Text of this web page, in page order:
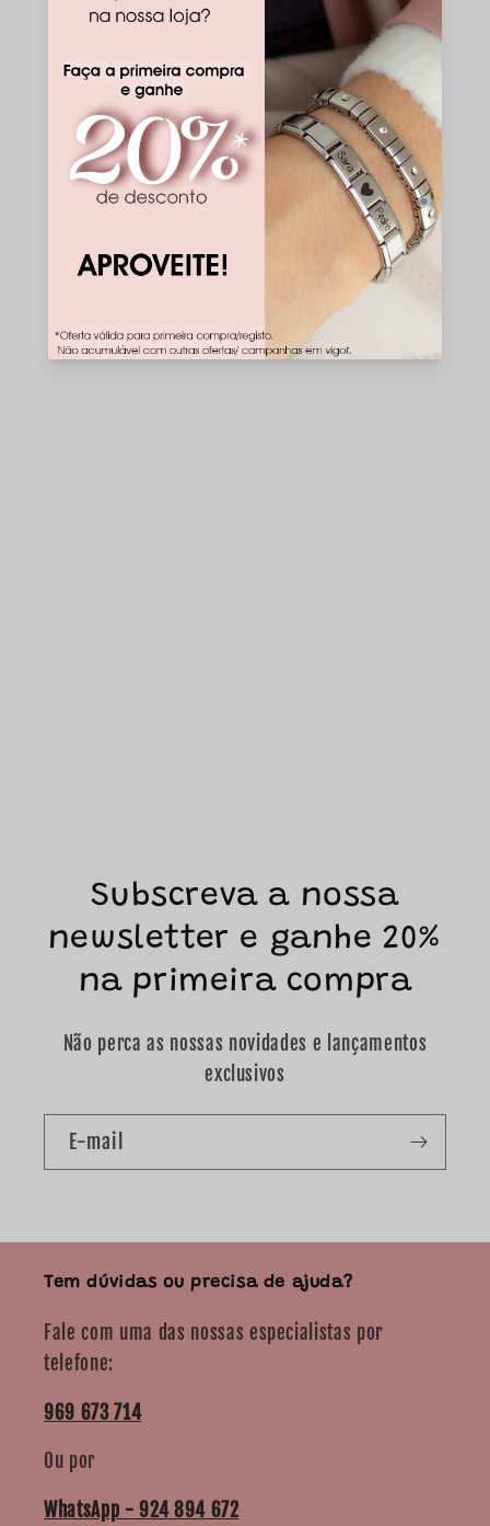
Subscreva a nossa
newsletter e ganhe 20%
na primeira compra
Não perca as nossas novidades e lançamentos
exclusivos
E-mail
Tem dúvidas ou precisa de ajuda?
Fale com uma das nossas especialistas por
telefone:
969 673 714
Ou por
WhatsApp - 924 894 672